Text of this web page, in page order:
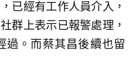
已經有工作人員介入，
群上表示已報警處理，
過。而蔡其昌後續也留